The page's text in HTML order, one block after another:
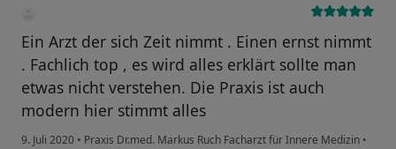
Ein Arzt der sich Zeit nimmt . Einen ernst nimmt
. Fachlich top , es wird alles erklärt sollte man
etwas nicht verstehen. Die Praxis ist auch
modern hier stimmt alles
9. Juli 2020 • Praxis Dr.med. Markus Ruch Facharzt für Innere Medizin •